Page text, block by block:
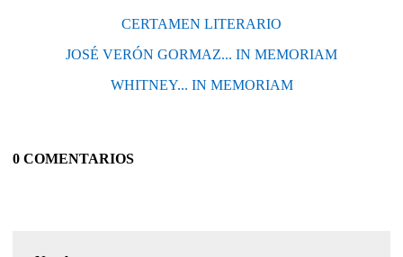
CERTAMEN LITERARIO
JOSÉ VERÓN GORMAZ... IN MEMORIAM
WHITNEY... IN MEMORIAM
0 COMENTARIOS